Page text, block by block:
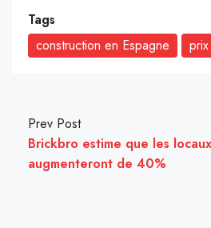
Tags
construction en Espagne
Prev Post
Brickbro estime que les
augmenteront de 40%